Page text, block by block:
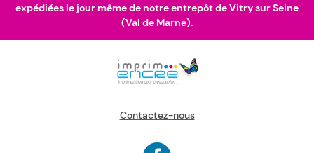
expédiées le jour même de notre entrepôt de Vitry sur Seine
(Val de Marne).
Contactez-nous